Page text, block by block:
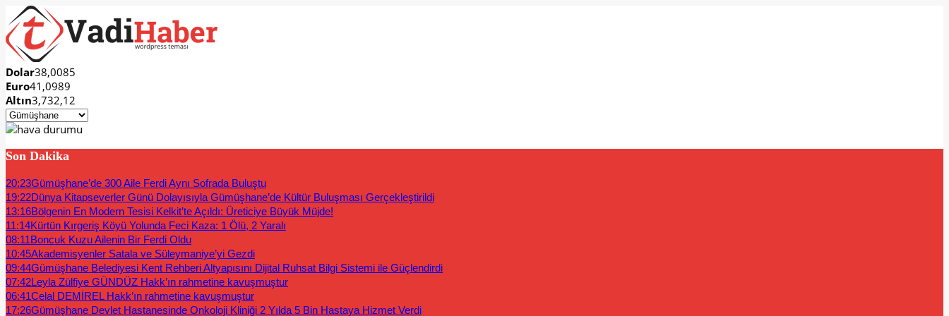
Dolar38,0085
Euro41,0989
Altın3,732,12
Son Dakika
20:23Gümüşhane’de 300 Aile Ferdi Aynı Sofrada Buluştu
19:22Dünya Kitapseverler Günü Dolayısıyla Gümüşhane’de Kültür Buluşması Gerçekleştirildi
13:16Bölgenin En Modern Tesisi Kelkit’te Açıldı: Üreticiye Büyük Müjde!
11:14Kürtün Kırgeriş Köyü Yolunda Feci Kaza: 1 Ölü, 2 Yaralı
08:11Boncuk Kuzu Ailenin Bir Ferdi Oldu
10:45Akademisyenler Satala ve Süleymaniye’yi Gezdi
09:44Gümüşhane Belediyesi Kent Rehberi Altyapısını Dijital Ruhsat Bilgi Sistemi ile Güçlendirdi
07:42Leyla Zülfiye GÜNDÜZ Hakk’ın rahmetine kavuşmuştur
06:41Celal DEMİREL Hakk’ın rahmetine kavuşmuştur
17:26Gümüşhane Devlet Hastanesinde Onkoloji Kliniği 2 Yılda 5 Bin Hastaya Hizmet Verdi